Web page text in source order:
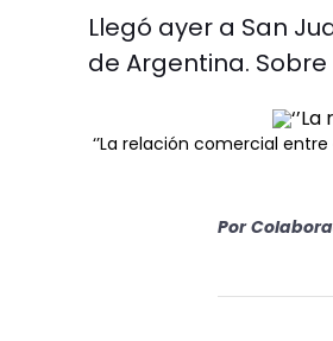
Llegó ayer a San
de Argentina.
‘’La relación comercial
Por